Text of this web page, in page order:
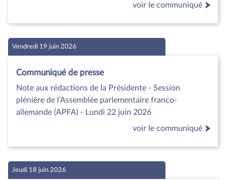
voir le communiqué
Vendredi 19 juin 2026
Communiqué de presse
Note aux rédactions de la Présidente - Session
plénière de l’Assemblée parlementaire franco-
allemande (APFA) - Lundi 22 juin 2026
voir le communiqué
Jeudi 18 juin 2026